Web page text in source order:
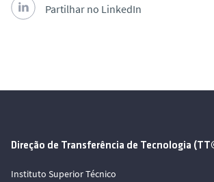
Partilhar no LinkedIn
Direção de Transferência de Tecnologia
Instituto Superior Técnico